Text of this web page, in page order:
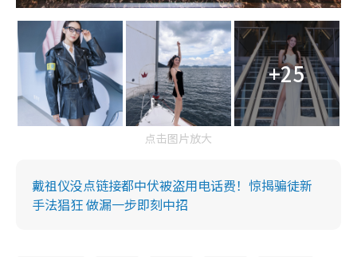
+25
点击图片放大
戴祖仪没点链接都中伏被盗用电话费！惊揭骗徒新
手法猖狂 做漏一步即刻中招